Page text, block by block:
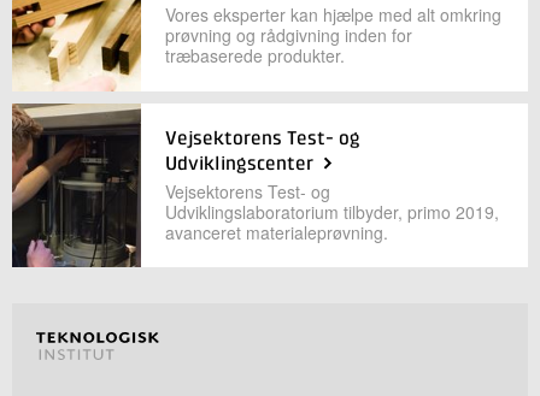
Vores eksperter kan hjælpe med alt omkring
prøvning og rådgivning inden for
træbaserede produkter.
Vejsektorens Test- og
Udviklingscenter
Vejsektorens Test- og
Udviklingslaboratorium tilbyder, primo 2019,
avanceret materialeprøvning.